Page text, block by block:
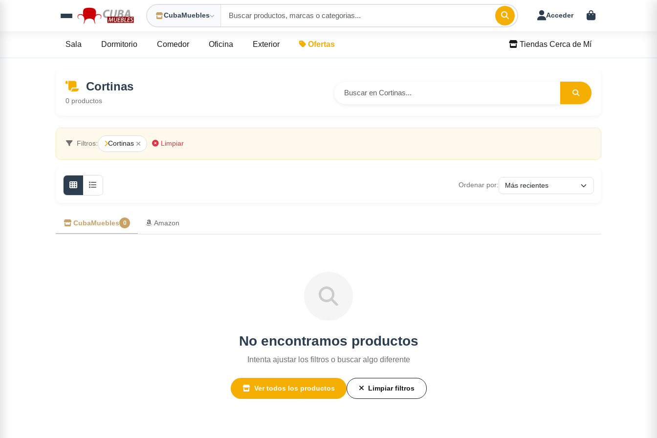
CubaMuebles Acceder
Sala Dormitorio Comedor Oficina Exterior Ofertas Tiendas Cerca de Mí
Cortinas
0 productos
Filtros: Cortinas Limpiar
Ordenar por:
CubaMuebles 0 Amazon
No encontramos productos
Intenta ajustar los filtros o buscar algo diferente
Ver todos los productos Limpiar filtros